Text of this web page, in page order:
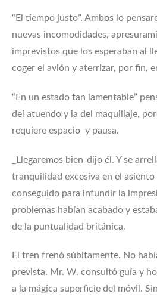
“El tiempo justo”. Ambos lo
nuevas incomodidades,
imprevistos que los esperaban al
coger el avión y aterrizar, por fin,
“En un estado tan lamentable”
del atuendo y la del maquillaje,
requiere espacio y pausa.
_Llegaremos bien-dijo él. Y se
tranquilidad excesiva en el
conseguido para infundir la
problemas habían acabado y
de la puntualidad británica.
El tren frenó súbitamente. No
prevista. Mr. W. consultó guía y
a la mágica superficie del móvil.